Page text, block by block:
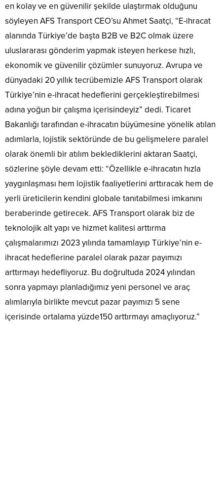
en kolay ve en güvenilir şekilde ulaştırmak olduğunu
söyleyen AFS Transport CEO’su Ahmet Saatçi, “E-ihracat
alanında Türkiye’de başta B2B ve B2C olmak üzere
uluslararası gönderim yapmak isteyen herkese hızlı,
ekonomik ve güvenilir çözümler sunuyoruz. Avrupa ve
dünyadaki 20 yıllık tecrübemizle AFS Transport olarak
Türkiye’nin e-ihracat hedeflerini gerçekleştirebilmesi
adına yoğun bir çalışma içerisindeyiz” dedi. Ticaret
Bakanlığı tarafından e-ihracatın büyümesine yönelik atılan
adımlarla, lojistik sektöründe de bu gelişmelere paralel
olarak önemli bir atılım beklediklerini aktaran Saatçi,
sözlerine şöyle devam etti: “Özellikle e-ihracatın hızla
yaygınlaşması hem lojistik faaliyetlerini arttıracak hem de
yerli üreticilerin kendini globale tanıtabilmesi imkanını
beraberinde getirecek. AFS Transport olarak biz de
teknolojik alt yapı ve hizmet kalitesi arttırma
çalışmalarımızı 2023 yılında tamamlayıp Türkiye’nin e-
ihracat hedeflerine paralel olarak pazar payımızı
arttırmayı hedefliyoruz. Bu doğrultuda 2024 yılından
sonra yapmayı planladığımız yeni personel ve araç
alımlarıyla birlikte mevcut pazar payımızı 5 sene
içerisinde ortalama yüzde150 arttırmayı amaçlıyoruz.”